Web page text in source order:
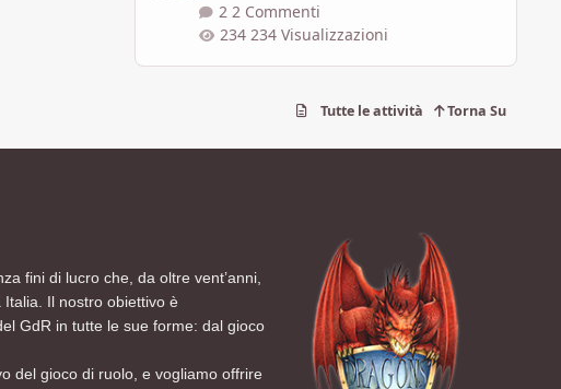
2 Commenti
234 Visualizzazioni
Tutte le attività Torna Su
fini di lucro che, da oltre vent’anni,
Il nostro obiettivo è
GdR in tutte le sue forme: dal gioco
del gioco di ruolo, e vogliamo offrire